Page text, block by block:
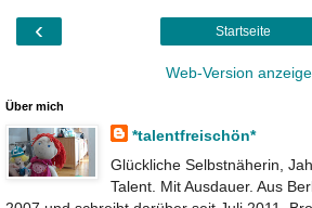
‹ Startseite
Web-Version
Über mich
*talentfreischön*
Glückliche Selbstnäherin,
Talent. Mit Ausdauer. Aus